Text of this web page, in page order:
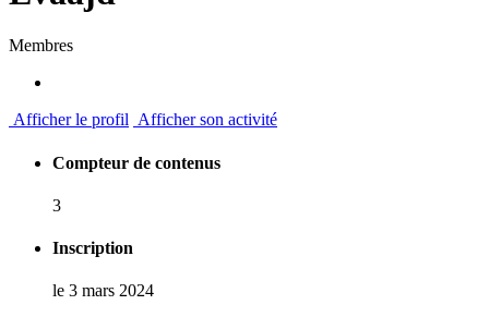
Membres
Afficher le profil Afficher son activité
Compteur de contenus
3
Inscription
le 3 mars 2024